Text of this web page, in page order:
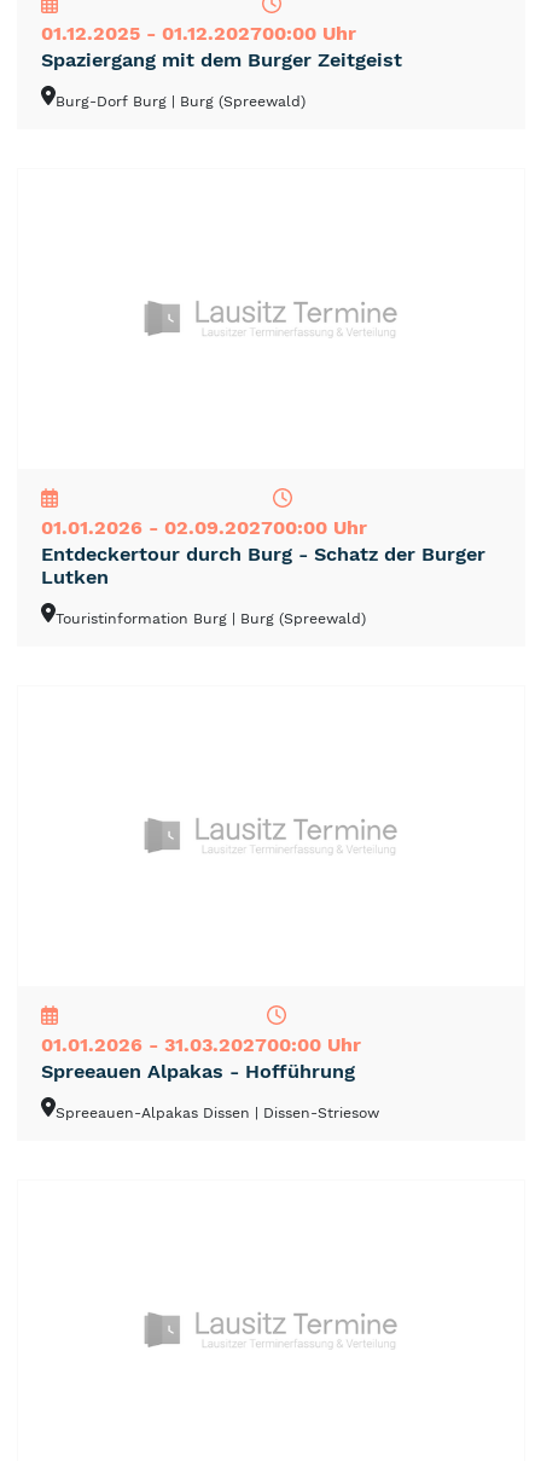
01.12.2025 - 01.12.202700:00 Uhr
Spaziergang mit dem Burger Zeitgeist
Burg-Dorf Burg | Burg (Spreewald)
01.01.2026 - 02.09.202700:00 Uhr
Entdeckertour durch Burg - Schatz der Burger
Lutken
Touristinformation Burg | Burg (Spreewald)
01.01.2026 - 31.03.202700:00 Uhr
Spreeauen Alpakas - Hofführung
Spreeauen-Alpakas Dissen | Dissen-Striesow